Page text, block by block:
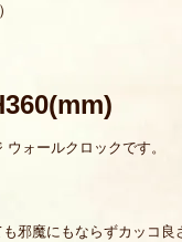
ォールクロックです。
邪魔にもならずカッコ良